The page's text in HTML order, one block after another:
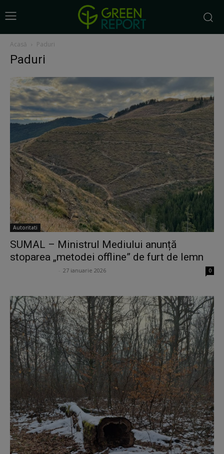
Acasă Paduri
Paduri
Autoritati
SUMAL – Ministrul Mediului anunță
stoparea „metodei offline” de furt de lemn
27 ianuarie 2026 0